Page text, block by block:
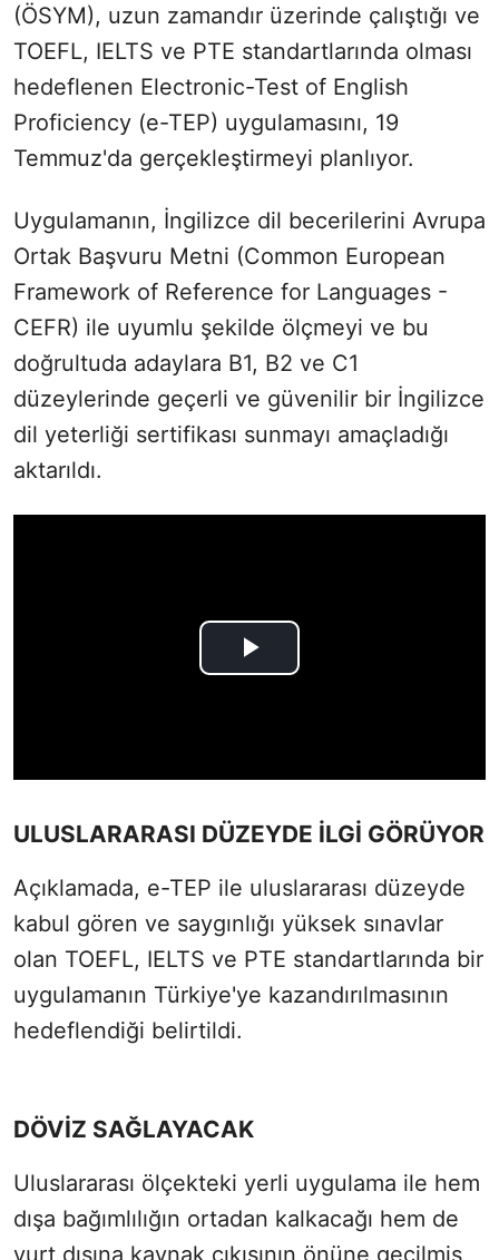
(ÖSYM), uzun zamandır üzerinde çalıştığı ve
TOEFL, IELTS ve PTE standartlarında olması
hedeflenen Electronic-Test of English
Proficiency (e-TEP) uygulamasını, 19
Temmuz'da gerçekleştirmeyi planlıyor.
Uygulamanın, İngilizce dil becerilerini Avrupa
Ortak Başvuru Metni (Common European
Framework of Reference for Languages -
CEFR) ile uyumlu şekilde ölçmeyi ve bu
doğrultuda adaylara B1, B2 ve C1
düzeylerinde geçerli ve güvenilir bir İngilizce
dil yeterliği sertifikası sunmayı amaçladığı
aktarıldı.
ULUSLARARASI DÜZEYDE İLGİ GÖRÜYOR
Açıklamada, e-TEP ile uluslararası düzeyde
kabul gören ve saygınlığı yüksek sınavlar
olan TOEFL, IELTS ve PTE standartlarında bir
uygulamanın Türkiye'ye kazandırılmasının
hedeflendiği belirtildi.
DÖVİZ SAĞLAYACAK
Uluslararası ölçekteki yerli uygulama ile hem
dışa bağımlılığın ortadan kalkacağı hem de